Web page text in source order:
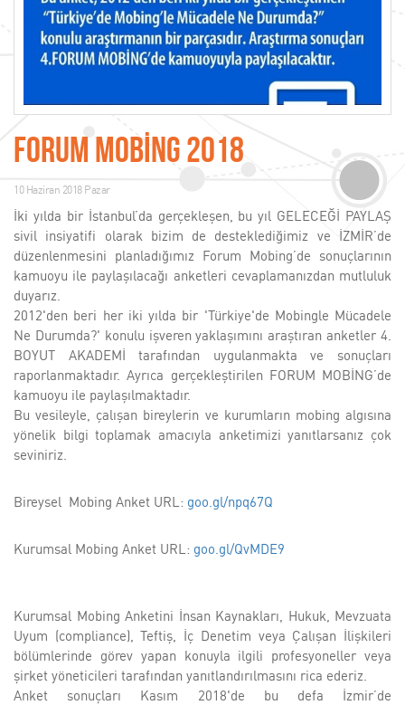
FORUM MOBİNG 2018
10 Haziran 2018 Pazar
İki yılda bir İstanbul’da gerçekleşen, bu yıl GELECEĞİ PAYLAŞ
sivil insiyatifi olarak bizim de desteklediğimiz ve İZMİR’de
düzenlenmesini planladığımız Forum Mobing’de sonuçlarının
kamuoyu ile paylaşılacağı anketleri cevaplamanızdan mutluluk
duyarız.
2012'den beri her iki yılda bir 'Türkiye'de Mobingle Mücadele
Ne Durumda?' konulu işveren yaklaşımını araştıran anketler 4.
BOYUT AKADEMİ tarafından uygulanmakta ve sonuçları
raporlanmaktadır. Ayrıca gerçekleştirilen FORUM MOBİNG’de
kamuoyu ile paylaşılmaktadır.
Bu vesileyle, çalışan bireylerin ve kurumların mobing algısına
yönelik bilgi toplamak amacıyla anketimizi yanıtlarsanız çok
seviniriz.
Bireysel Mobing Anket URL: goo.gl/npq67Q
Kurumsal Mobing Anket URL: goo.gl/QvMDE9
Kurumsal Mobing Anketini İnsan Kaynakları, Hukuk, Mevzuata
Uyum (compliance), Teftiş, İç Denetim veya Çalışan İlişkileri
bölümlerinde görev yapan konuyla ilgili profesyoneller veya
şirket yöneticileri tarafından yanıtlandırılmasını rica ederiz.
Anket sonuçları Kasım 2018'de bu defa İzmir’de